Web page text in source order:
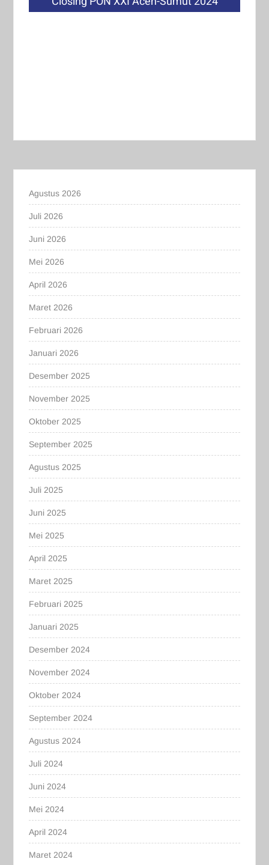
Agustus 2026
Juli 2026
Juni 2026
Mei 2026
April 2026
Maret 2026
Februari 2026
Januari 2026
Desember 2025
November 2025
Oktober 2025
September 2025
Agustus 2025
Juli 2025
Juni 2025
Mei 2025
April 2025
Maret 2025
Februari 2025
Januari 2025
Desember 2024
November 2024
Oktober 2024
September 2024
Agustus 2024
Juli 2024
Juni 2024
Mei 2024
April 2024
Maret 2024